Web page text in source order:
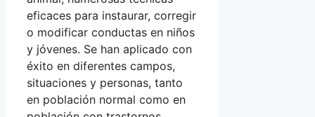
eficaces para instaurar, corregir
o modificar conductas en niños
y jóvenes. Se han aplicado con
éxito en diferentes campos,
situaciones y personas, tanto
en población normal como en